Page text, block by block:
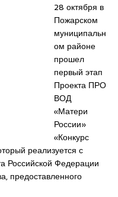
28 октября в
Пожарском
муниципальн
ом районе
прошел
первый этап
Проекта ПРО
ВОД
«Матери
России»
«Конкурс
реализуется с
Российской Федерации
предоставленного